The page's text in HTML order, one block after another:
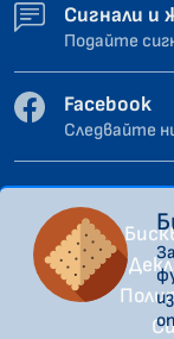
Сигнали и
Подайте
Facebook
Следвайте